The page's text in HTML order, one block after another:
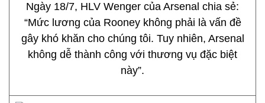
Ngày 18/7, HLV Wenger của Arsenal chia sẻ:
“Mức lương của Rooney không phải là vấn đề
gây khó khăn cho chúng tôi. Tuy nhiên, Arsenal
không dễ thành công với thương vụ đặc biệt
này”.